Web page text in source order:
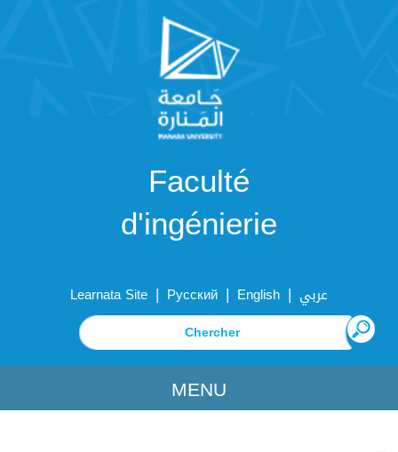
Faculté
d'ingénierie
Learnata Site | Русский | English | عربي
MENU